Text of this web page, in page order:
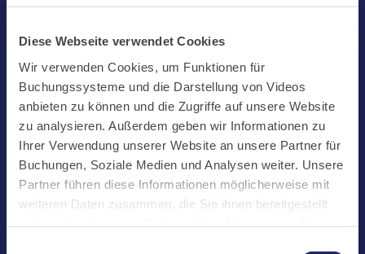
Diese Webseite verwendet Cookies
Wir verwenden Cookies, um Funktionen für
Buchungssysteme und die Darstellung von Videos
anbieten zu können und die Zugriffe auf unsere Website
zu analysieren. Außerdem geben wir Informationen zu
Ihrer Verwendung unserer Website an unsere Partner für
Buchungen, Soziale Medien und Analysen weiter. Unsere
Partner führen diese Informationen möglicherweise mit
weiteren Daten zusammen, die Sie ihnen bereitgestellt
Start
Aktuelles
Kloster
Klosterbetriebe
Spenden
Te Deum
Bestattungen